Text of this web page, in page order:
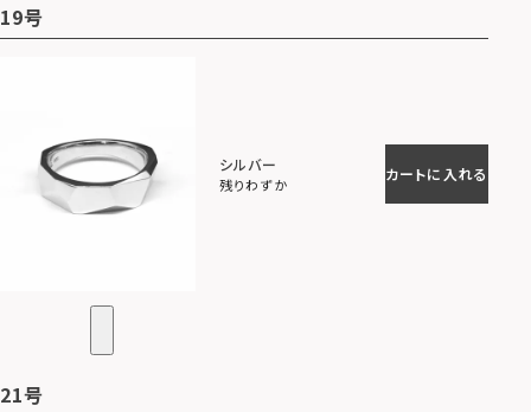
19号
シルバー
残りわずか
カートに入れる
21号